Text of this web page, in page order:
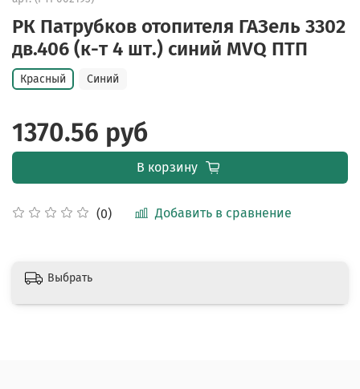
РК Патрубков отопителя ГАЗель 3302
дв.406 (к-т 4 шт.) синий MVQ ПТП
(0) Добавить в сравнение
Красный Синий
1370.56 руб
В корзину
Выбрать